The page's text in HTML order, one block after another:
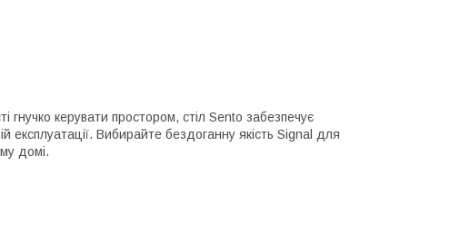
керувати простором, стіл Sento забезпечує
експлуатації. Вибирайте бездоганну якість Signal для
домі.